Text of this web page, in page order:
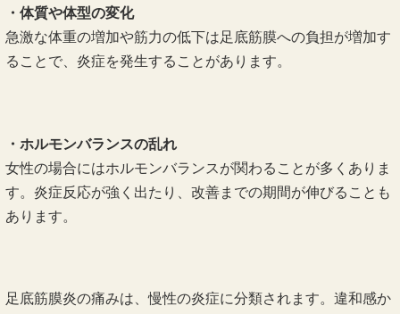
・体質や体型の変化
急激な体重の増加や筋力の低下は足底筋膜への負担が増加す
ることで、炎症を発生することがあります。
・ホルモンバランスの乱れ
女性の場合にはホルモンバランスが関わることが多くありま
す。炎症反応が強く出たり、改善までの期間が伸びることも
あります。
足底筋膜炎の痛みは、慢性の炎症に分類されます。違和感か